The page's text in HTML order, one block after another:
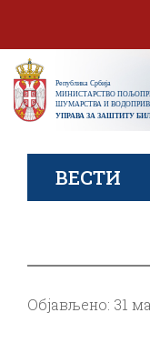
content
ВЕСТИ
Објављено: 31